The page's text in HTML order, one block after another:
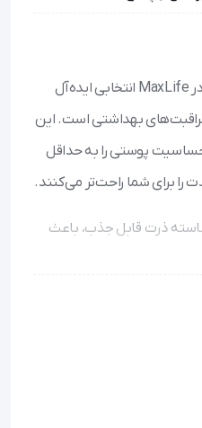
دستکش معاینه لاتکس کم پودر MaxLife انتخابی ایده‌آل
بهداشتی است. این
پوستی را به حداقل
را برای شما راحت‌تر می‌کنند.
ذرت قابل جذب، باعث
کارهای ظریف را فراهم